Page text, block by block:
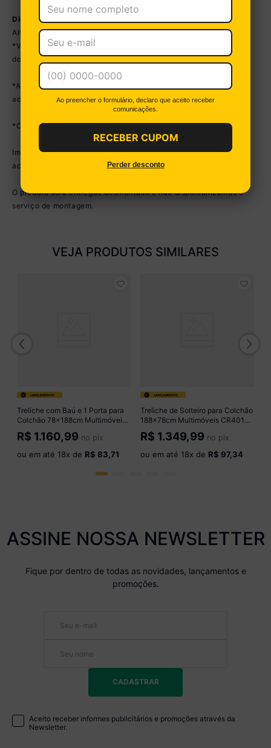
Dimensões do Produto Montado:
Altura: 184,4cm | Largura: 195cm | Profundidade: 83,5cm
*Você pode consultar as medidas detalhadas na imagem técnica
do produto.
*As cores do produto podem sofrer variações de tonalidade de
acordo com as configurações do seu dispositivo.
*Obrigatório fixar a cama na parede.
Imagem meramente ilustrativa. Colchões e decoração não
acompanham o produto.
O produto será entregue desmontado e não disponibilizamos o
serviço de montagem.
VEJA PRODUTOS SIMILARES
Treliche com Baú e 1 Porta para
Colchão 78x188cm Multimóveis
CR35549 Branco
R$ 1.160,99 no pix
ou em até 18x de R$ 83,71
Treliche de Solteiro para Colchão
188x78cm Multimóveis CR40146
Mel
R$ 1.349,99 no pix
ou em até 18x de R$ 97,34
ASSINE NOSSA NEWSLETTER
Fique por dentro de todas as novidades, lançamentos e
promoções.
CADASTRAR
Aceito receber informes publicitários e promoções através da
Newsletter.
Ao preencher o formulário, declaro que aceito receber
comunicações.
RECEBER CUPOM
Perder desconto